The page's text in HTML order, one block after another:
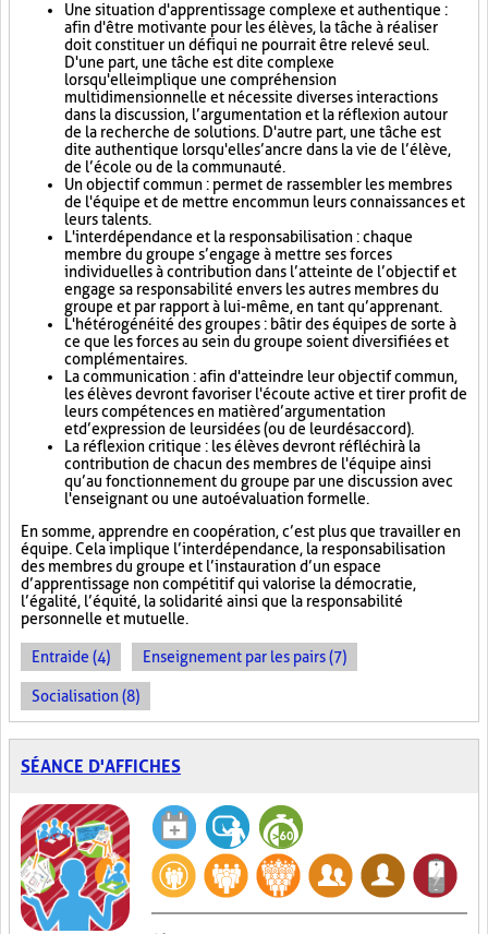
Une situation d'apprentissage complexe et authentique :
afin d'être motivante pour les élèves, la tâche à réaliser
doit constituer un défi qui ne pourrait être relevé seul.
D'une part, une tâche est dite complexe
lorsqu'elle implique une compréhension
multidimensionnelle et nécessite diverses interactions
dans la discussion, l’argumentation et la réflexion autour
de la recherche de solutions. D'autre part, une tâche est
dite authentique lorsqu'elle s’ancre dans la vie de l’élève,
de l’école ou de la communauté.
Un objectif commun : permet de rassembler les membres
de l'équipe et de mettre en commun leurs connaissances et
leurs talents.
L'interdépendance et la responsabilisation : chaque
membre du groupe s’engage à mettre ses forces
individuelles à contribution dans l’atteinte de l’objectif et
engage sa responsabilité envers les autres membres du
groupe et par rapport à lui-même, en tant qu’apprenant.
L'hétérogénéité des groupes : bâtir des équipes de sorte à
ce que les forces au sein du groupe soient diversifiées et
complémentaires.
La communication : afin d'atteindre leur objectif commun,
les élèves devront favoriser l'écoute active et tirer profit de
leurs compétences en matière d’argumentation
et d’expression de leurs idées (ou de leur désaccord).
La réflexion critique : les élèves devront réfléchir à la
contribution de chacun des membres de l'équipe ainsi
qu’au fonctionnement du groupe par une discussion avec
l'enseignant ou une autoévaluation formelle.
En somme, apprendre en coopération, c’est plus que travailler en
équipe. Cela implique l’interdépendance, la responsabilisation
des membres du groupe et l’instauration d’un espace
d’apprentissage non compétitif qui valorise la démocratie,
l’égalité, l’équité, la solidarité ainsi que la responsabilité
personnelle et mutuelle.
Entraide (4) Enseignement par les pairs (7)
Socialisation (8)
SÉANCE D'AFFICHES